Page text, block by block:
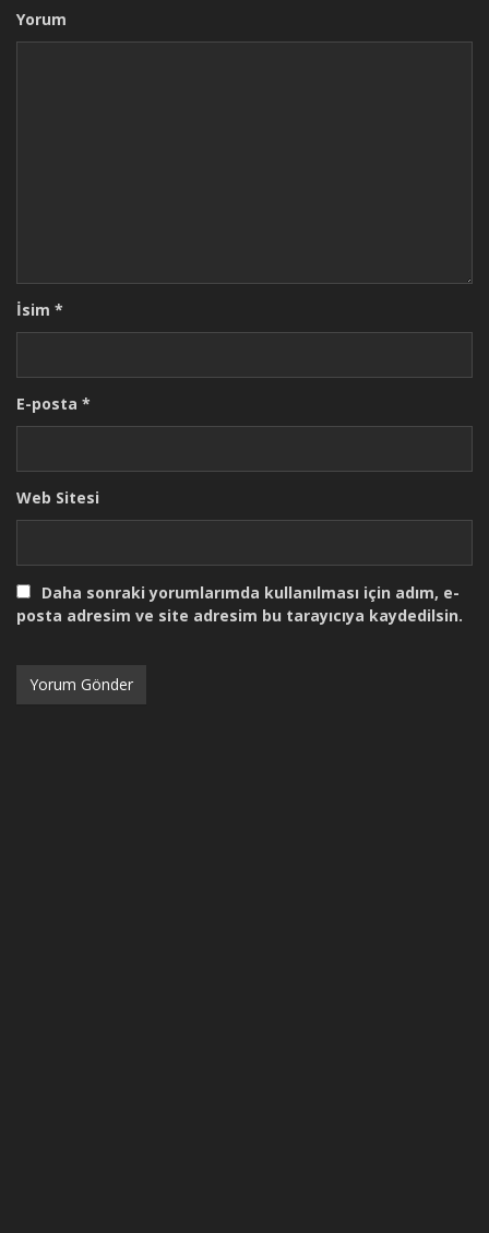
Yorum
İsim *
E-posta *
Web Sitesi
Daha sonraki yorumlarımda kullanılması için adım, e-
posta adresim ve site adresim bu tarayıcıya kaydedilsin.